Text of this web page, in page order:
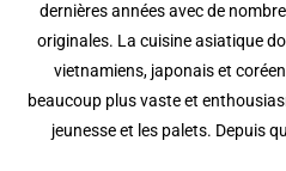
dernières années avec de
originales. La cuisine asiatique
vietnamiens, japonais et
beaucoup plus vaste et
jeunesse et les palets. Depuis